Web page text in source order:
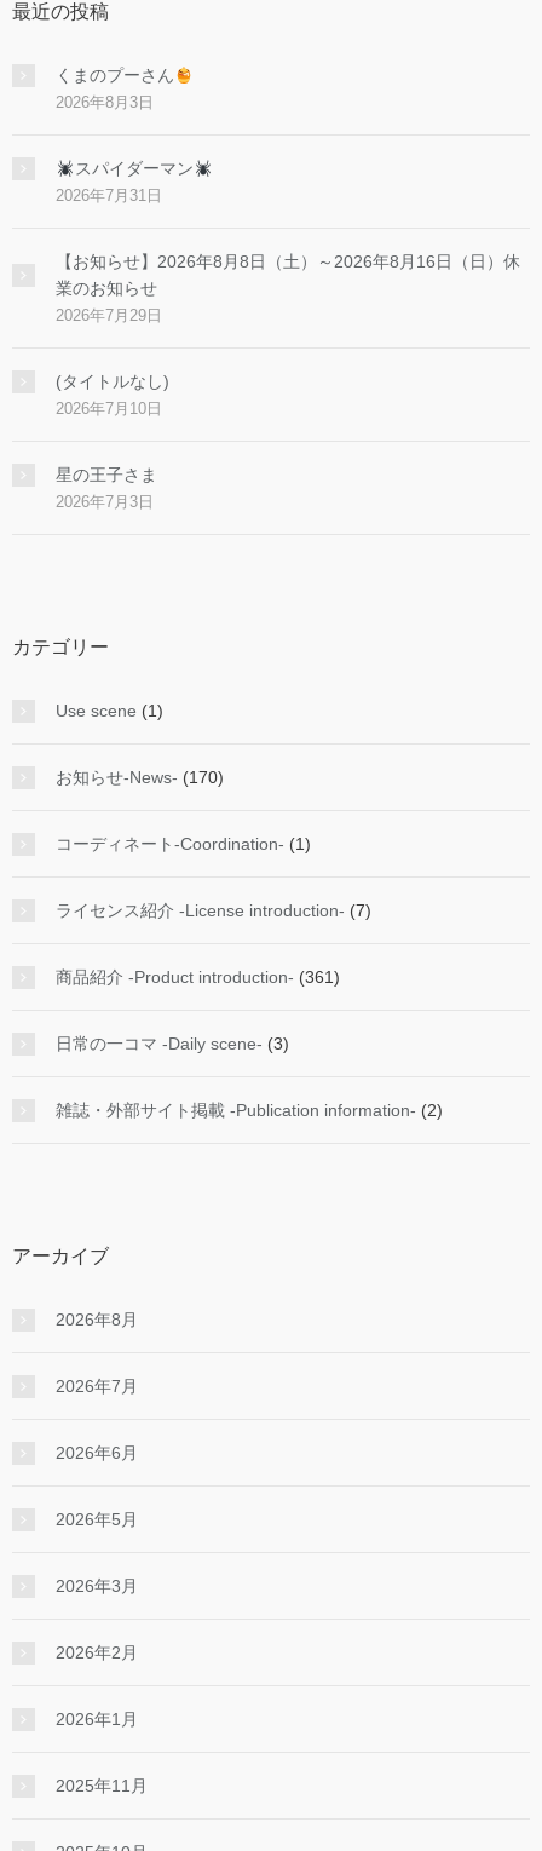
最近の投稿
くまのプーさん
2026年8月3日
スパイダーマン
2026年7月31日
【お知らせ】2026年8月8日（土）～2026年8月16日（日）休
業のお知らせ
2026年7月29日
(タイトルなし)
2026年7月10日
星の王子さま
2026年7月3日
カテゴリー
Use scene (1)
お知らせ-News- (170)
コーディネート-Coordination- (1)
ライセンス紹介 -License introduction- (7)
商品紹介 -Product introduction- (361)
日常の一コマ -Daily scene- (3)
雑誌・外部サイト掲載 -Publication information- (2)
アーカイブ
2026年8月
2026年7月
2026年6月
2026年5月
2026年3月
2026年2月
2026年1月
2025年11月